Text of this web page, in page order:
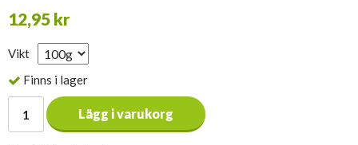
12,95 kr
Vikt
Finns i lager
Lägg i varukorg